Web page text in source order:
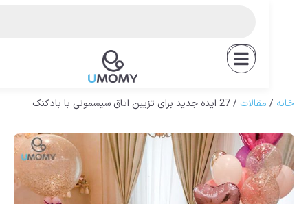
مقالات/ 27 ایده جدید برای تزیین اتاق سیسمونی با بادکنک